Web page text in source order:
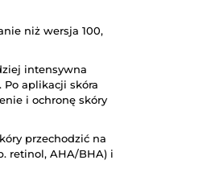
niż wersja 100,
intensywna
aplikacji skóra
i ochronę skóry
przechodzić na
retinol, AHA/BHA) i